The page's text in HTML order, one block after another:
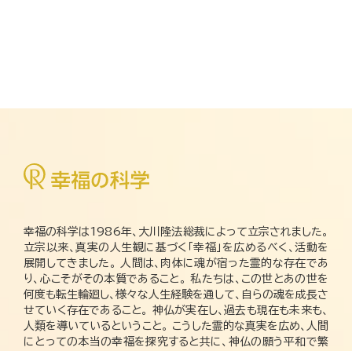
幸福の科学は1986年、大川隆法総裁によって立宗されました。
立宗以来、真実の人生観に基づく「幸福」を広めるべく、活動を
展開してきました。 人間は、肉体に魂が宿った霊的な存在であ
り、心こそがその本質であること。 私たちは、この世とあの世を
何度も転生輪廻し、様々な人生経験を通して、自らの魂を成長さ
せていく存在であること。 神仏が実在し、過去も現在も未来も、
人類を導いているということ。 こうした霊的な真実を広め、人間
にとっての本当の幸福を探究すると共に、神仏の願う平和で繁